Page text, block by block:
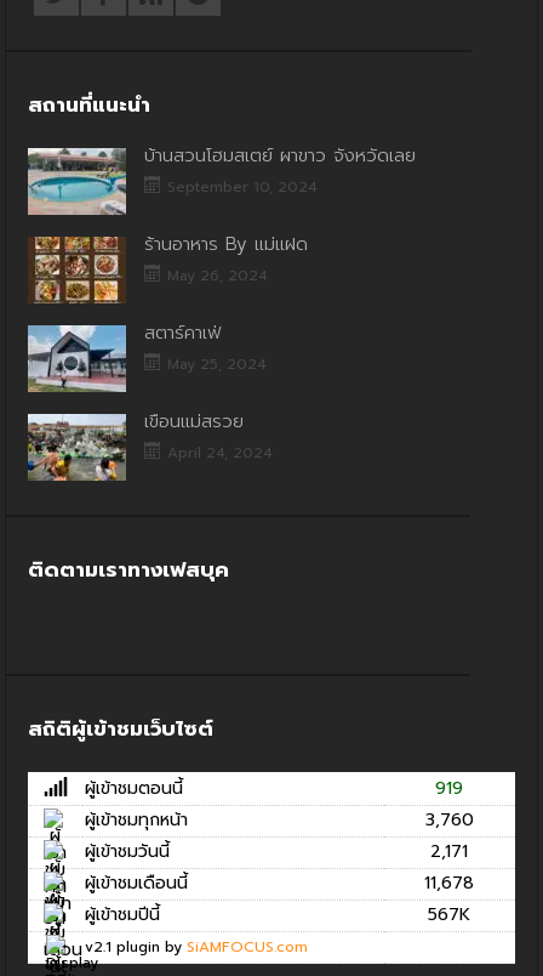
สถานที่แนะนำ
บ้านสวนโฮมสเตย์ ผาขาว จังหวัดเลย
September 10, 2024
ร้านอาหาร By แม่แฝด
May 26, 2024
สตาร์คาเฟ่
May 25, 2024
เขื่อนแม่สรวย
April 24, 2024
ติดตามเราทางเฟสบุค
สถิติผู้เข้าชมเว็บไซต์
ผู้เข้าชมตอนนี้
919
ผู้เข้าชมทุกหน้า
3,760
ผู้เข้าชมวันนี้
2,171
ผู้เข้าชมเดือนนี้
11,678
ผู้เข้าชมปีนี้
567K
v2.1 plugin by SiAMFOCUS.com